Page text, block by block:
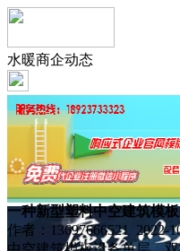
水暖商企动态
一种新型塑料中空建筑模
作者：13697666521 2022-